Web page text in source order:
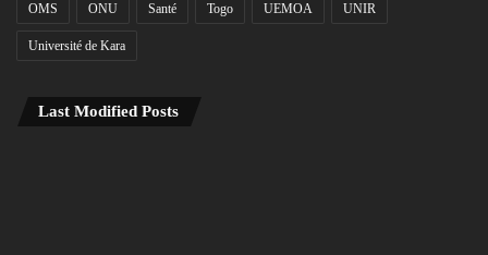
OMS ONU Santé Togo UEMOA UNIR
Université de Kara
Last Modified Posts